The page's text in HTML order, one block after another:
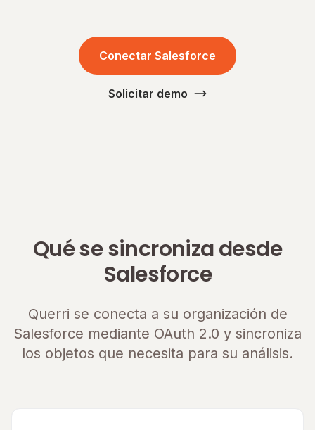
Conectar Salesforce
Solicitar demo
Qué se sincroniza desde
Salesforce
Querri se conecta a su organización de
Salesforce mediante OAuth 2.0 y sincroniza
los objetos que necesita para su análisis.